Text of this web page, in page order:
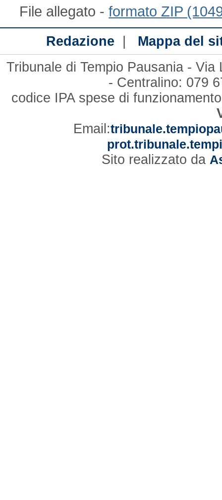
File allegato -formato ZIP
Redazione
Mappa del
Tribunale di Tempio Pausania -
- Centralino: 079
codice IPA spese di
Email:
Sito realizzato da